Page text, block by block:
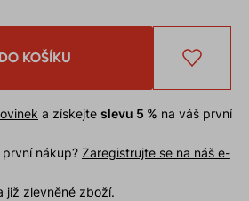
KOŠÍKU
a získejte slevu 5 % na váš první
první nákup? Zaregistrujte se na náš e-
již zlevněné zboží.